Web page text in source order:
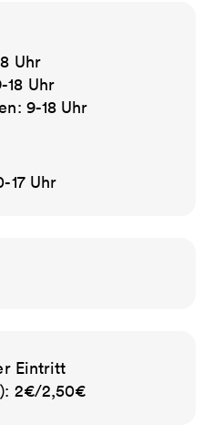
Uhr
18 Uhr
9-18 Uhr
17 Uhr
Eintritt
2€/2,50€